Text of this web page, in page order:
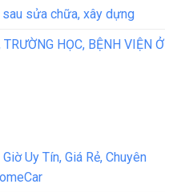
sửa chữa, xây dựng
HỌC, BỆNH VIỆN Ở
Uy Tín, Giá Rẻ, Chuyên